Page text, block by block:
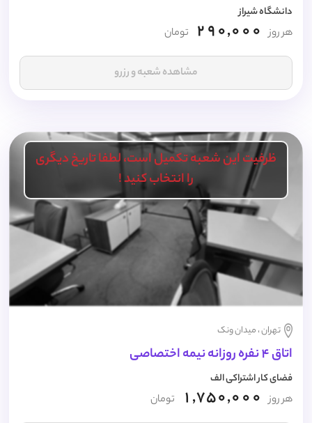
دانشگاه شیراز
هر روز 290,000 تومان
مشاهده شعبه و رزرو
ظرفیت این شعبه تکمیل است، لطفا تاریخ دیگری
را انتخاب کنید !
تهران ، میدان ونک
اتاق 4 نفره روزانه نیمه اختصاصی
فضای کار اشتراکی الف
هر روز 1,750,000 تومان